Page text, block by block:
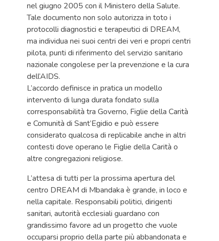
nel giugno 2005 con il Ministero della Salute.
Tale documento non solo autorizza in toto i
protocolli diagnostici e terapeutici di DREAM,
ma individua nei suoi centri dei veri e propri centri
pilota, punti di riferimento del servizio sanitario
nazionale congolese per la prevenzione e la cura
dell’AIDS.
L’accordo definisce in pratica un modello
intervento di lunga durata fondato sulla
corresponsabilità tra Governo, Figlie della Carità
e Comunità di Sant’Egidio e può essere
considerato qualcosa di replicabile anche in altri
contesti dove operano le Figlie della Carità o
altre congregazioni religiose.
L’attesa di tutti per la prossima apertura del
centro DREAM di Mbandaka è grande, in loco e
nella capitale. Responsabili politici, dirigenti
sanitari, autorità ecclesiali guardano con
grandissimo favore ad un progetto che vuole
occuparsi proprio della parte più abbandonata e